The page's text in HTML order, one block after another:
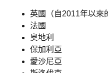
英國（自2011年以來
法國
奧地利
保加利亞
愛沙尼亞